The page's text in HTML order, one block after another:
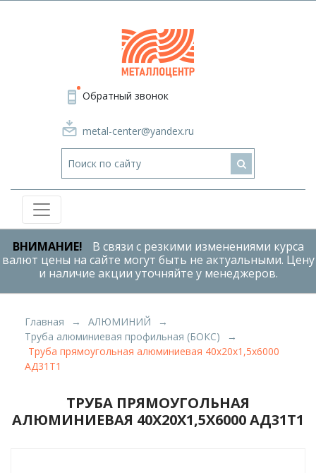
Обратный звонок
metal-center@yandex.ru
ВНИМАНИЕ!
В связи с резкими изменениями курса
валют цены на сайте могут быть не актуальными. Цену
и наличие акции уточняйте у менеджеров.
Главная
АЛЮМИНИЙ
Труба алюминиевая профильная (БОКС)
Труба прямоугольная алюминиевая 40х20х1,5х6000
АД31Т1
ТРУБА ПРЯМОУГОЛЬНАЯ
АЛЮМИНИЕВАЯ 40Х20Х1,5Х6000 АД31Т1